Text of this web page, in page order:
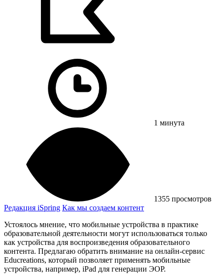
1 минута
1355 просмотров
Редакция iSpring Как мы создаем контент
Устоялось мнение, что мобильные устройства в практике
образовательной деятельности могут использоваться только
как устройства для воспроизведения образовательного
контента. Предлагаю обратить внимание на онлайн-сервис
Educreations, который позволяет применять мобильные
устройства, например, iPad для генерации ЭОР.